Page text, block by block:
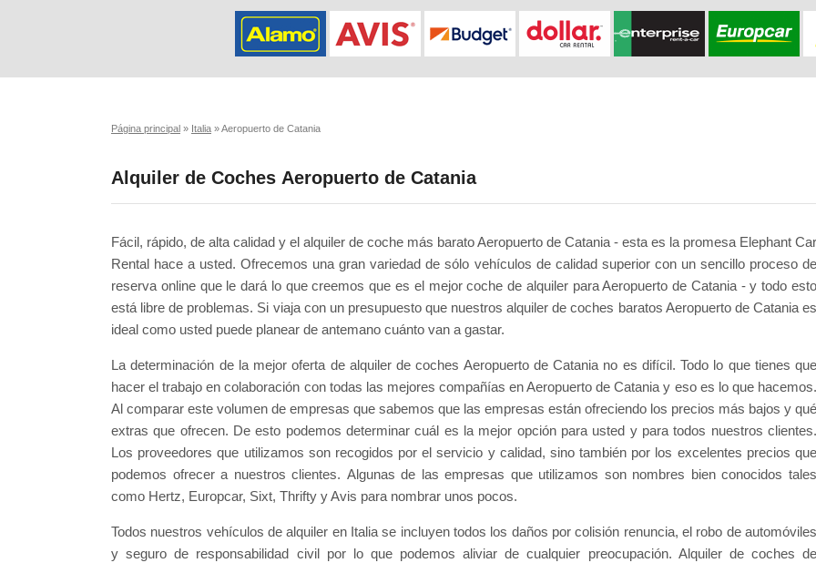
Página principal » Italia »Aeropuerto de Catania
Alquiler de Coches Aeropuerto de Catania
Fácil, rápido, de alta calidad y el alquiler de coche más barato Aeropuerto de Catania - esta es la promesa Elephant Car
Rental hace a usted. Ofrecemos una gran variedad de sólo vehículos de calidad superior con un sencillo proceso de
reserva online que le dará lo que creemos que es el mejor coche de alquiler para Aeropuerto de Catania - y todo esto
está libre de problemas. Si viaja con un presupuesto que nuestros alquiler de coches baratos Aeropuerto de Catania es
ideal como usted puede planear de antemano cuánto van a gastar.
La determinación de la mejor oferta de alquiler de coches Aeropuerto de Catania no es difícil. Todo lo que tienes que
hacer el trabajo en colaboración con todas las mejores compañías en Aeropuerto de Catania y eso es lo que hacemos.
Al comparar este volumen de empresas que sabemos que las empresas están ofreciendo los precios más bajos y qué
extras que ofrecen. De esto podemos determinar cuál es la mejor opción para usted y para todos nuestros clientes.
Los proveedores que utilizamos son recogidos por el servicio y calidad, sino también por los excelentes precios que
podemos ofrecer a nuestros clientes. Algunas de las empresas que utilizamos son nombres bien conocidos tales
como Hertz, Europcar, Sixt, Thrifty y Avis para nombrar unos pocos.
Todos nuestros vehículos de alquiler en Italia se incluyen todos los daños por colisión renuncia, el robo de automóviles
y seguro de responsabilidad civil por lo que podemos aliviar de cualquier preocupación. Alquiler de coches de